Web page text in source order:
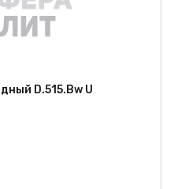
D.515.Bw U